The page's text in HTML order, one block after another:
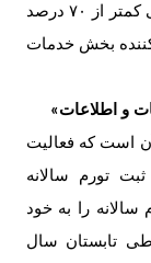
تورم سالانه پیشران در سایر گروه های خدماتی کمتر از ۷۰ درصد
کننده بخش خدمات
و اطلاعات»
است که فعالیت
تورم سالانه
سالانه را به خود
تابستان سال